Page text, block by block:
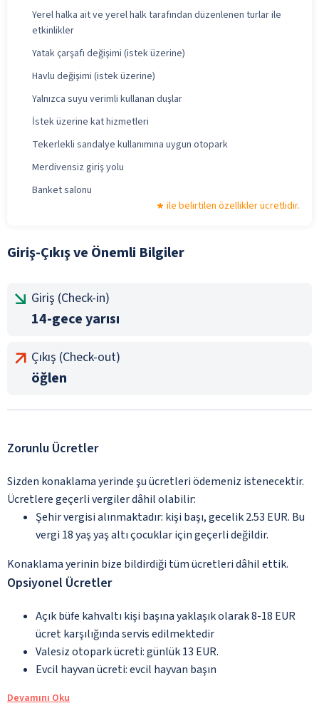
Yerel halka ait ve yerel halk tarafından düzenlenen turlar ile
etkinlikler
Yatak çarşafı değişimi (istek üzerine)
Havlu değişimi (istek üzerine)
Yalnızca suyu verimli kullanan duşlar
İstek üzerine kat hizmetleri
Tekerlekli sandalye kullanımına uygun otopark
Merdivensiz giriş yolu
Banket salonu
ile belirtilen özellikler ücretlidir.
Giriş-Çıkış ve Önemli Bilgiler
Giriş (Check-in)
14-gece yarısı
Çıkış (Check-out)
öğlen
Zorunlu Ücretler
Sizden konaklama yerinde şu ücretleri ödemeniz istenecektir.
Ücretlere geçerli vergiler dâhil olabilir:
Şehir vergisi alınmaktadır: kişi başı, gecelik 2.53 EUR. Bu
vergi 18 yaş yaş altı çocuklar için geçerli değildir.
Konaklama yerinin bize bildirdiği tüm ücretleri dâhil ettik.
Opsiyonel Ücretler
Açık büfe kahvaltı kişi başına yaklaşık olarak 8-18 EUR
ücret karşılığında servis edilmektedir
Valesiz otopark ücreti: günlük 13 EUR.
Evcil hayvan ücreti: evcil hayvan başın
Devamını Oku